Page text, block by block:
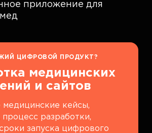
приложение для
ЦИФРОВОЙ ПРОДУКТ?
медицинских
и сайтов
медицинские кейсы,
процесс разработки,
запуска цифрового